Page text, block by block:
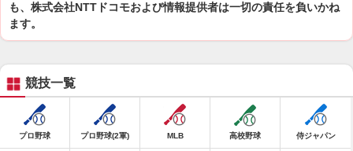
も、株式会社NTTドコモおよび情報提供者は一切の責任を負いかね
ます。
競技一覧
プロ野球 プロ野球(2軍) MLB 高校野球 侍ジャパン